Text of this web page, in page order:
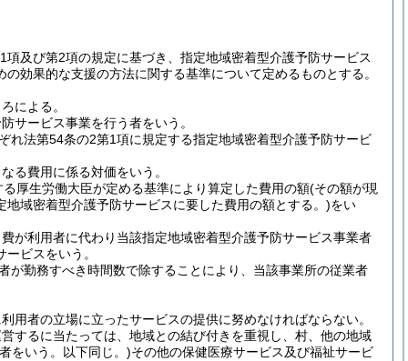
項及び第2項の規定に基づき、指定地域密着型介護予防サービス
効果的な支援の方法に関する基準について定めるものとする。
による。
サービス事業を行う者をいう。
法第54条の2第1項に規定する指定地域密着型介護予防サービ
る費用に係る対価をいう。
厚生労働大臣が定める基準により算定した費用の額(その額が現
域密着型介護予防サービスに要した費用の額とする。)をい
利用者に代わり当該指定地域密着型介護予防サービス事業者
ビスをいう。
勤務すべき時間数で除することにより、当該事業所の従業者
者の立場に立ったサービスの提供に努めなければならない。
するに当たっては、地域との結び付きを重視し、村、他の地域
をいう。以下同じ。)その他の保健医療サービス及び福祉サービ